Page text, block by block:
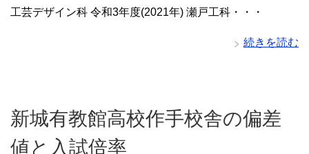
工芸デザイン科 令和3年度(2021年) 瀬戸工科・・・
続きを読む
新城有教館高校作手校舎の偏差
値と入試倍率